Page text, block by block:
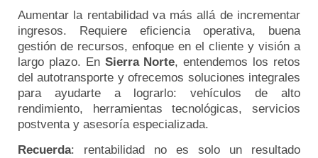
Aumentar la rentabilidad va más allá de incrementar
ingresos. Requiere eficiencia operativa, buena
gestión de recursos, enfoque en el cliente y visión a
largo plazo. En Sierra Norte, entendemos los retos
del autotransporte y ofrecemos soluciones integrales
para ayudarte a lograrlo: vehículos de alto
rendimiento, herramientas tecnológicas, servicios
postventa y asesoría especializada.
Recuerda: rentabilidad no es solo un resultado